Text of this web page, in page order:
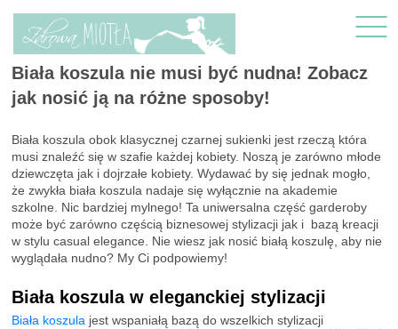
Biała koszula nie musi być nudna! Zobacz
jak nosić ją na różne sposoby!
Biała koszula obok klasycznej czarnej sukienki jest rzeczą która
musi znaleźć się w szafie każdej kobiety. Noszą je zarówno młode
dziewczęta jak i dojrzałe kobiety. Wydawać by się jednak mogło,
że zwykła biała koszula nadaje się wyłącznie na akademie
szkolne. Nic bardziej mylnego! Ta uniwersalna część garderoby
może być zarówno częścią biznesowej stylizacji jak i bazą kreacji
w stylu casual elegance. Nie wiesz jak nosić białą koszulę, aby nie
wyglądała nudno? My Ci podpowiemy!
Biała koszula w eleganckiej stylizacji
Biała koszula jest wspaniałą bazą do wszelkich stylizacji